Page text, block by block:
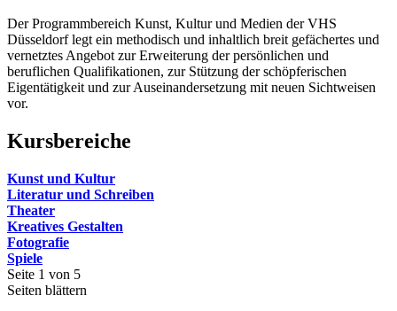
Der Programmbereich Kunst, Kultur und Medien der VHS
Düsseldorf legt ein methodisch und inhaltlich breit gefächertes und
vernetztes Angebot zur Erweiterung der persönlichen und
beruflichen Qualifikationen, zur Stützung der schöpferischen
Eigentätigkeit und zur Auseinandersetzung mit neuen Sichtweisen
vor.
Kursbereiche
Kunst und Kultur
Literatur und Schreiben
Theater
Kreatives Gestalten
Fotografie
Spiele
Seite 1 von 5
Seiten blättern